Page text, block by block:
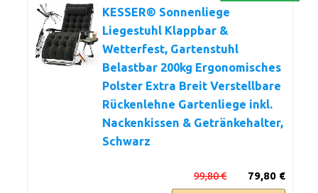
KESSER® Sonnenliege
Liegestuhl Klappbar &
Wetterfest, Gartenstuhl
Belastbar 200kg Ergonomisches
Polster Extra Breit Verstellbare
Rückenlehne Gartenliege inkl.
Nackenkissen & Getränkehalter,
Schwarz
79,80 €
99,80 €